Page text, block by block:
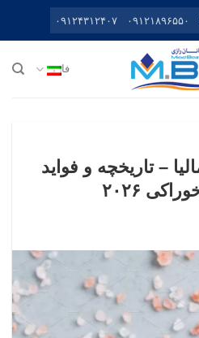
۰۹۱۲۱۸۹۶۵۵۰ ۰۹۱۲۴۳۱۲۴۰۷
فا
– تاریخچه و فواید
۲۰۲۶